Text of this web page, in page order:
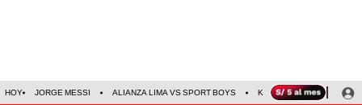
HOY JORGE MESSI ALIANZA LIMA VS SPORT BOYS KENJI FUJIMORI